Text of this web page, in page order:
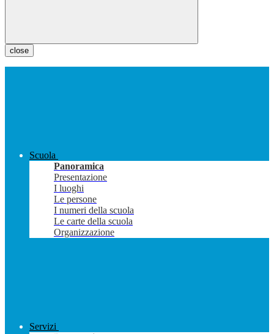
close
Scuola
Panoramica
Presentazione
I luoghi
Le persone
I numeri della scuola
Le carte della scuola
Organizzazione
Servizi